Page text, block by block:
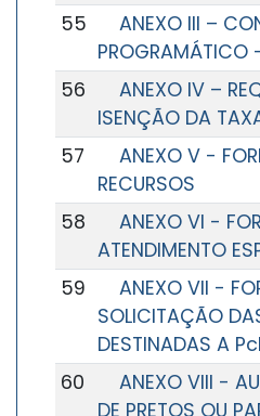
55
ANEXO III –
PROGRAMÁTICO
56
ANEXO IV –
ISENÇÃO DA
57
ANEXO V -
RECURSOS
58
ANEXO VI -
ATENDIMENTO
59
ANEXO VII -
SOLICITAÇÃO
DESTINADAS A
60
ANEXO VIII -
DE PRETOS OU